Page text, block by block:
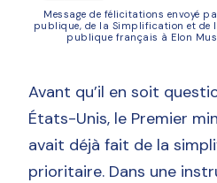
Message de félicitations envoyé
publique, de la Simplification et de
publique français à Elon
Avant qu’il en soit
États-Unis, le Premier
avait déjà fait de la
prioritaire. Dans une